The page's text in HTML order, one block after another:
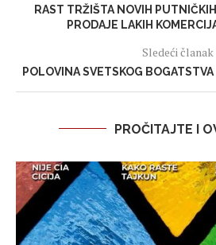
RAST TRŽIŠTA NOVIH
PRODAJE LAKIH
Sledeći članak
POLOVINA SVETSKOG
PROČITAJTE I